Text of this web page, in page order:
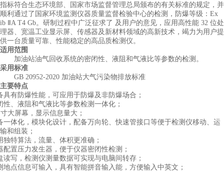
指标符合生态环境部、国家市场监督管理总局颁布的有关标准的规定，并
顺利通过了国家环境监测仪器质量监督检验中心的检测，防爆等级：Ex
ib ⅡA T4 Gb。研制过程中广泛征求了 及用户的意见，应用高性能 32 位处
理器、宽温工业显示屏、传感器及新材料领域的高新技术，竭力为用户提
供一台质量可靠、性能稳定的高品质检测仪。
适用范围
加油站油气回收系统的密闭性、液阻和气液比等参数的检测。
采用标准
GB 20952-2020 加油站大气污染物排放标准
主要特点
具有防爆性能，可应用于防爆及非防爆场合；
性、液阻和气液比等参数检测一体化；
大屏幕，显示信息量大；
一体化，模块化设计，配备万向轮、快速管接口等便于检测仪移动、运
输和组装；
独特算法，流量、体积更准确；
配置压力发生器，便于仪器密闭性检测；
读写，检测仪测量数据可实现与电脑间转存；
地点信息可输入，具有智能拼音输入能，方便输入中英文；